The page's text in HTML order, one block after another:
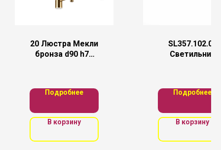
20 Люстра Мекли
бронза d90 h78
Подробнее
В корзину
SL357.102.05
Светильник
5*40W
Подробнее
В корзину